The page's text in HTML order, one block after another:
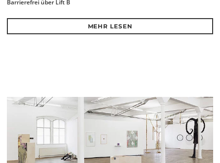
Barrierefrei über Lift B
MEHR LESEN